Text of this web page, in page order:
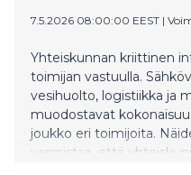
7.5.2026 08:00:00 EEST |
Yhteiskunnan kriittinen
toimijan vastuulla.
vesihuolto, logistiikka ja
muodostavat
joukko eri toimijoita.
varmistaa, että